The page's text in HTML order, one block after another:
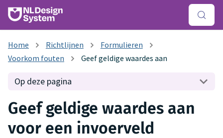
Richtlijnen
Formulieren
Voorkom fouten
Geef geldige waardes aan
Op deze pagina
Geef geldige waardes aan
voor een invoerveld